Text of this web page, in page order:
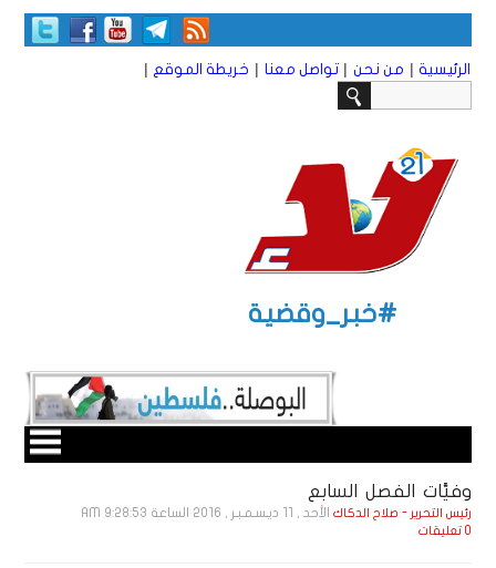
الرئيسية | من نحن | تواصل معنا | خريطة الموقع |
#خبر_وقضية
وفيَّات الفصل السابع
رئيس التحرير - صلاح الدكاك الأحد , 11 ديـسـمـبـر , 2016 الساعة 9:28:53 AM
0 تعليقات